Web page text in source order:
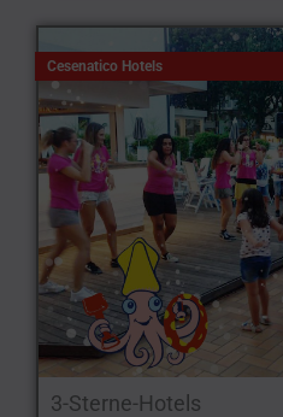
Cesenatico Hotels
3-Sterne-Hotels